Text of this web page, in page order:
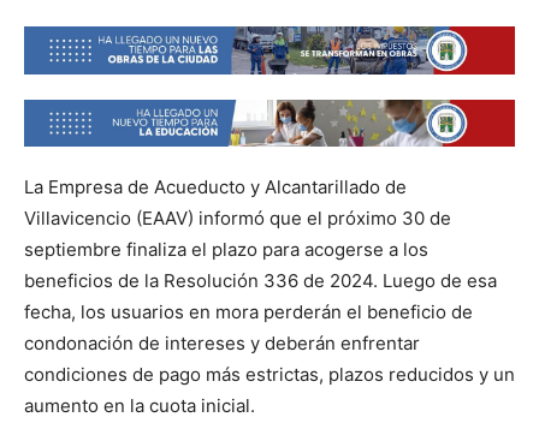
La Empresa de Acueducto y Alcantarillado de
Villavicencio (EAAV) informó que el próximo 30 de
septiembre finaliza el plazo para acogerse a los
beneficios de la Resolución 336 de 2024. Luego de esa
fecha, los usuarios en mora perderán el beneficio de
condonación de intereses y deberán enfrentar
condiciones de pago más estrictas, plazos reducidos y un
aumento en la cuota inicial.